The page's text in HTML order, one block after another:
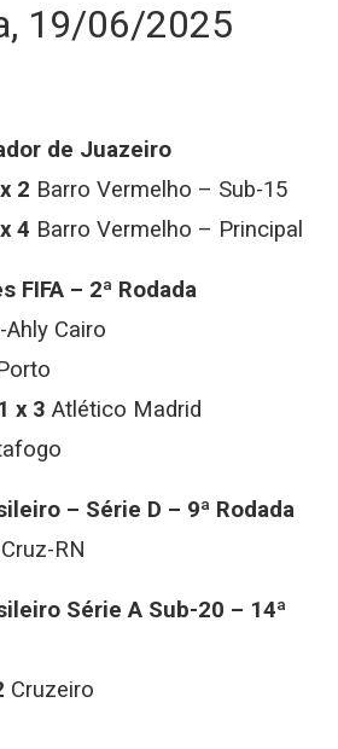
19/06/2025
de Juazeiro
2 Barro Vermelho – Sub-15
4 Barro Vermelho – Principal
FIFA – 2ª Rodada
Ahly Cairo
1 x 3 Atlético Madrid
– Série D – 9ª Rodada
RN
Série A Sub-20 – 14ª
Cruzeiro